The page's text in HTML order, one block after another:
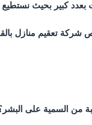
كبير بحيث
شركة تعقيم منازل
من السمية على